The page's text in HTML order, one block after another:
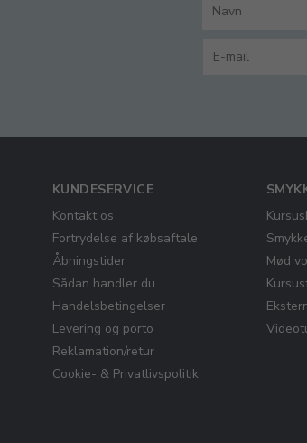
KUNDESERVICE
Kontakt os
Fortrydelse af købsaftale
Åbningstider
Sådan handler du
Handelsbetingelser
Levering og porto
Reklamation/retur
Cookie- & Privatlivspolitik
Mød